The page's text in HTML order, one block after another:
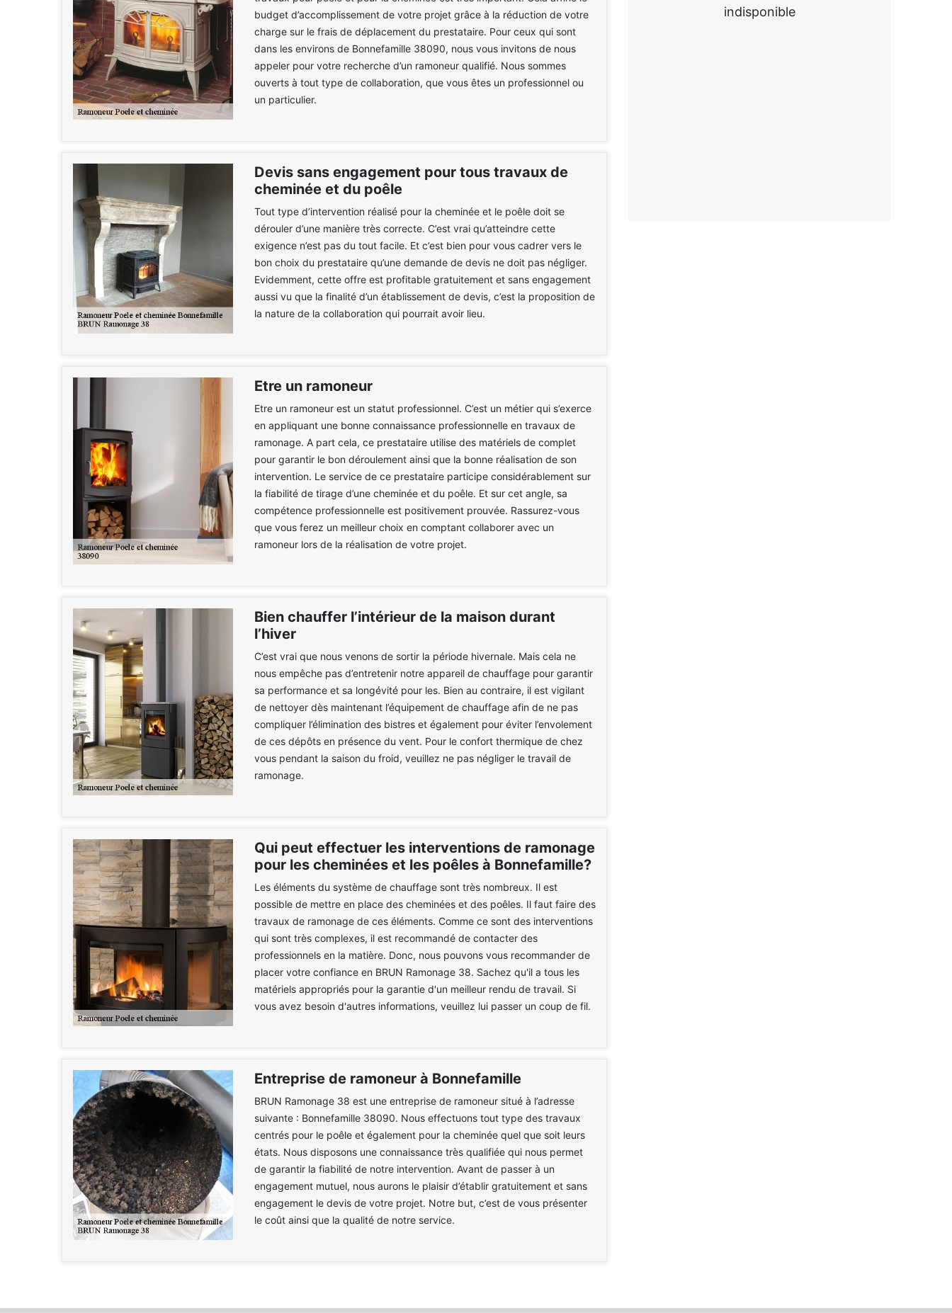
budget d’accomplissement de votre projet grâce à la réduction de votre
charge sur le frais de déplacement du prestataire. Pour ceux qui sont
dans les environs de Bonnefamille 38090, nous vous invitons de nous
appeler pour votre recherche d’un ramoneur qualifié. Nous sommes
ouverts à tout type de collaboration, que vous êtes un professionnel ou
un particulier.
Devis sans engagement pour tous travaux de
cheminée et du poêle
Tout type d’intervention réalisé pour la cheminée et le poêle doit se
dérouler d’une manière très correcte. C’est vrai qu’atteindre cette
exigence n’est pas du tout facile. Et c’est bien pour vous cadrer vers le
bon choix du prestataire qu’une demande de devis ne doit pas négliger.
Evidemment, cette offre est profitable gratuitement et sans engagement
aussi vu que la finalité d’un établissement de devis, c’est la proposition de
la nature de la collaboration qui pourrait avoir lieu.
Etre un ramoneur
Etre un ramoneur est un statut professionnel. C’est un métier qui s’exerce
en appliquant une bonne connaissance professionnelle en travaux de
ramonage. A part cela, ce prestataire utilise des matériels de complet
pour garantir le bon déroulement ainsi que la bonne réalisation de son
intervention. Le service de ce prestataire participe considérablement sur
la fiabilité de tirage d’une cheminée et du poêle. Et sur cet angle, sa
compétence professionnelle est positivement prouvée. Rassurez-vous
que vous ferez un meilleur choix en comptant collaborer avec un
ramoneur lors de la réalisation de votre projet.
Bien chauffer l’intérieur de la maison durant
l’hiver
C’est vrai que nous venons de sortir la période hivernale. Mais cela ne
nous empêche pas d’entretenir notre appareil de chauffage pour garantir
sa performance et sa longévité pour les. Bien au contraire, il est vigilant
de nettoyer dès maintenant l’équipement de chauffage afin de ne pas
compliquer l’élimination des bistres et également pour éviter l’envolement
de ces dépôts en présence du vent. Pour le confort thermique de chez
vous pendant la saison du froid, veuillez ne pas négliger le travail de
ramonage.
Qui peut effectuer les interventions de ramonage
pour les cheminées et les poêles à Bonnefamille?
Les éléments du système de chauffage sont très nombreux. Il est
possible de mettre en place des cheminées et des poêles. Il faut faire des
travaux de ramonage de ces éléments. Comme ce sont des interventions
qui sont très complexes, il est recommandé de contacter des
professionnels en la matière. Donc, nous pouvons vous recommander de
placer votre confiance en BRUN Ramonage 38. Sachez qu'il a tous les
matériels appropriés pour la garantie d'un meilleur rendu de travail. Si
vous avez besoin d'autres informations, veuillez lui passer un coup de fil.
Entreprise de ramoneur à Bonnefamille
BRUN Ramonage 38 est une entreprise de ramoneur situé à l’adresse
suivante : Bonnefamille 38090. Nous effectuons tout type des travaux
centrés pour le poêle et également pour la cheminée quel que soit leurs
états. Nous disposons une connaissance très qualifiée qui nous permet
de garantir la fiabilité de notre intervention. Avant de passer à un
engagement mutuel, nous aurons le plaisir d’établir gratuitement et sans
engagement le devis de votre projet. Notre but, c’est de vous présenter
le coût ainsi que la qualité de notre service.
indisponible